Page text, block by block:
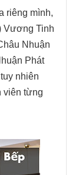
riêng mình,
Vương Tinh
Nhuận
Phát
nhiên
viên từng